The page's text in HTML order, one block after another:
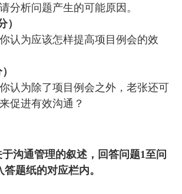
分析问题产生的可能原因。
）
认为应该怎样提高项目例会的效
认为除了项目例会之外，老张还可
促进有效沟通？
沟通管理的叙述，回答问题1至问
题纸的对应栏内。